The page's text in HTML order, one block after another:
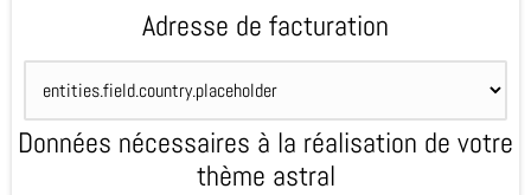
Adresse de facturation
Données nécessaires à la réalisation de votre
thème astral